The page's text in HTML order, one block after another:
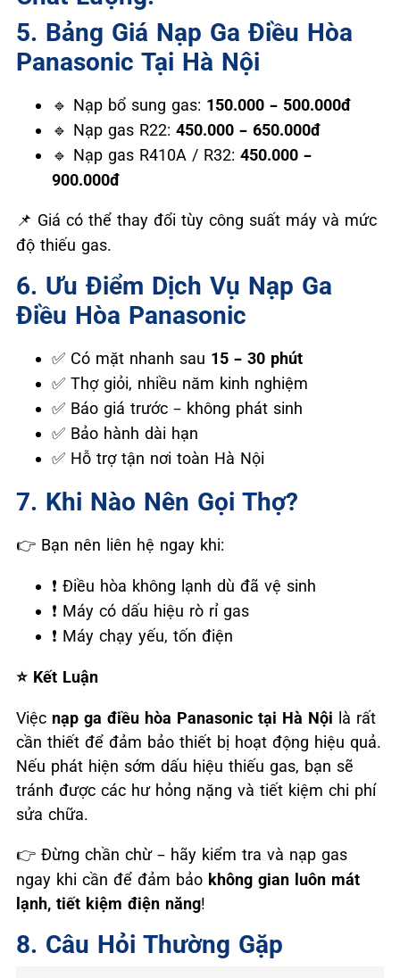
5. Bảng Giá Nạp Ga Điều Hòa
Panasonic Tại Hà Nội
🔹 Nạp bổ sung gas: 150.000 – 500.000đ
🔹 Nạp gas R22: 450.000 – 650.000đ
🔹 Nạp gas R410A / R32: 450.000 –
900.000đ
📌 Giá có thể thay đổi tùy công suất máy và mức
độ thiếu gas.
6. Ưu Điểm Dịch Vụ Nạp Ga
Điều Hòa Panasonic
✅ Có mặt nhanh sau 15 – 30 phút
✅ Thợ giỏi, nhiều năm kinh nghiệm
✅ Báo giá trước – không phát sinh
✅ Bảo hành dài hạn
✅ Hỗ trợ tận nơi toàn Hà Nội
7. Khi Nào Nên Gọi Thợ?
👉 Bạn nên liên hệ ngay khi:
❗ Điều hòa không lạnh dù đã vệ sinh
❗ Máy có dấu hiệu rò rỉ gas
❗ Máy chạy yếu, tốn điện
⭐ Kết Luận
Việc nạp ga điều hòa Panasonic tại Hà Nội là rất
cần thiết để đảm bảo thiết bị hoạt động hiệu quả.
Nếu phát hiện sớm dấu hiệu thiếu gas, bạn sẽ
tránh được các hư hỏng nặng và tiết kiệm chi phí
sửa chữa.
👉 Đừng chần chừ – hãy kiểm tra và nạp gas
ngay khi cần để đảm bảo không gian luôn mát
lạnh, tiết kiệm điện năng!
8. Câu Hỏi Thường Gặp